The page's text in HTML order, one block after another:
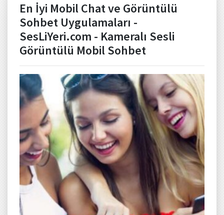
En İyi Mobil Chat ve Görüntülü
Sohbet Uygulamaları -
SesLiYeri.com - Kameralı Sesli
Görüntülü Mobil Sohbet